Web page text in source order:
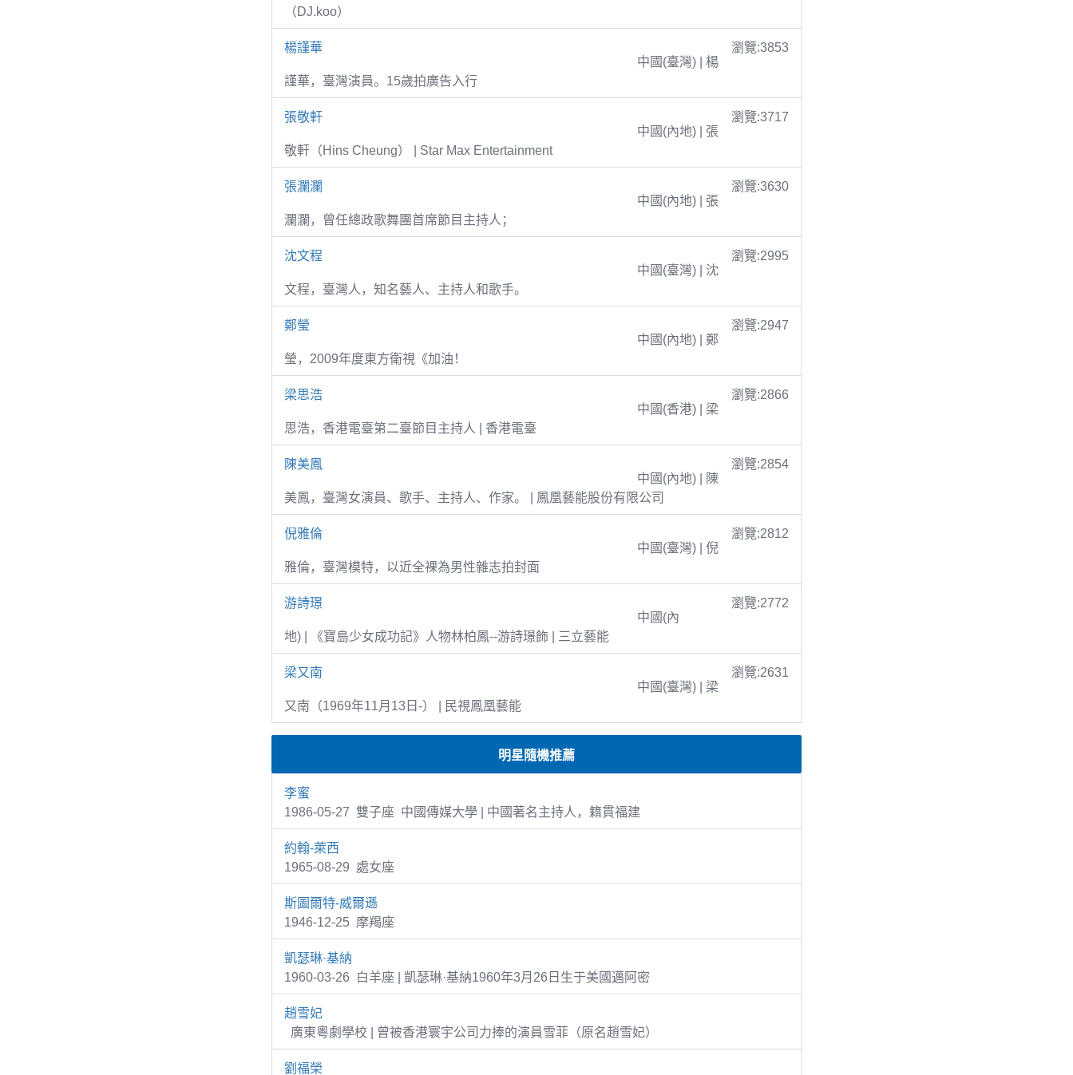
（DJ.koo）
楊謹華
瀏覽:3853
中國(臺灣) | 楊
謹華，臺灣演員。15歲拍廣告入行
張敬軒
瀏覽:3717
中國(內地) | 張
敬軒（Hins Cheung） | Star Max Entertainment
張瀾瀾
瀏覽:3630
中國(內地) | 張
瀾瀾，曾任總政歌舞團首席節目主持人；
沈文程
瀏覽:2995
中國(臺灣) | 沈
文程，臺灣人，知名藝人、主持人和歌手。
鄭瑩
瀏覽:2947
中國(內地) | 鄭
瑩，2009年度東方衛視《加油！
梁思浩
瀏覽:2866
中國(香港) | 梁
思浩，香港電臺第二臺節目主持人 | 香港電臺
陳美鳳
瀏覽:2854
中國(內地) | 陳
美鳳，臺灣女演員、歌手、主持人、作家。 | 鳳凰藝能股份有限公司
倪雅倫
瀏覽:2812
中國(臺灣) | 倪
雅倫，臺灣模特，以近全裸為男性雜志拍封面
游詩璟
瀏覽:2772
中國(內
地) | 《寶島少女成功記》人物林柏鳳--游詩璟飾 | 三立藝能
梁又南
瀏覽:2631
中國(臺灣) | 梁
又南（1969年11月13日-） | 民視鳳凰藝能
明星隨機推薦
李蜜
1986-05-27 雙子座 中國傳媒大學 | 中國著名主持人，籍貫福建
約翰-萊西
1965-08-29 處女座
斯圖爾特-威爾遜
1946-12-25 摩羯座
凱瑟琳·基納
1960-03-26 白羊座 | 凱瑟琳·基納1960年3月26日生于美國邁阿密
趙雪妃
廣東粵劇學校 | 曾被香港寰宇公司力捧的演員雪菲（原名趙雪妃）
劉福榮